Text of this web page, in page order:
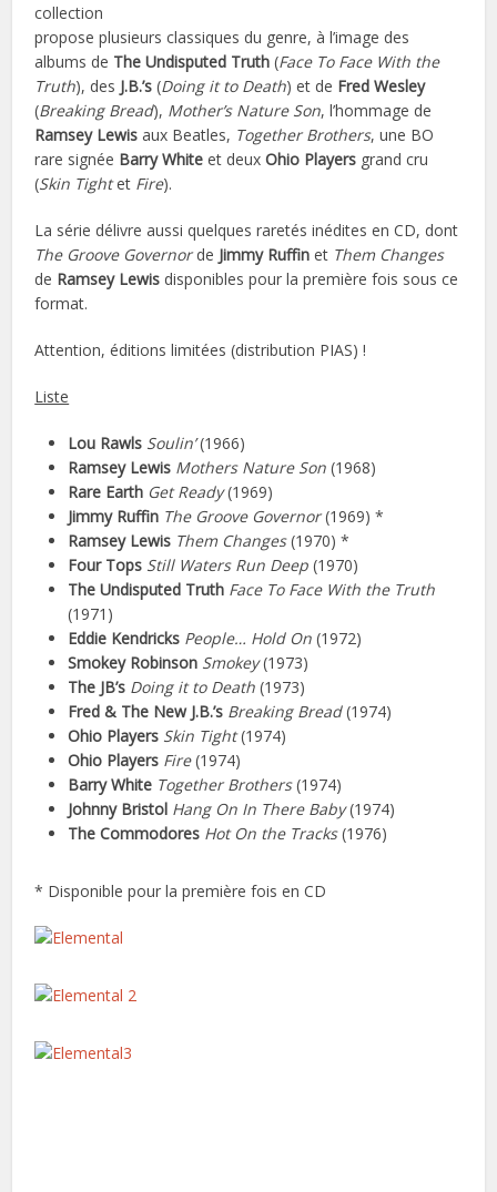
collection
propose plusieurs classiques du genre, à l’image des
albums de The Undisputed Truth (Face To Face With the
Truth), des J.B.’s (Doing it to Death) et de Fred Wesley
(Breaking Bread), Mother’s Nature Son, l’hommage de
Ramsey Lewis aux Beatles, Together Brothers, une BO
rare signée Barry White et deuxOhio Players grand cru
(Skin Tightet Fire).
La série délivre aussi quelques raretés inédites en CD, dont
The Groove Governorde Jimmy Ruffin et Them Changes
de Ramsey Lewis disponibles pour la première fois sous ce
format.
Attention, éditions limitées (distribution PIAS) !
Liste
Lou Rawls Soulin’(1966)
Ramsey Lewis Mothers Nature Son (1968)
Rare Earth Get Ready(1969)
Jimmy Ruffin The Groove Governor(1969) *
Ramsey Lewis Them Changes(1970) *
Four Tops Still Waters Run Deep (1970)
The Undisputed Truth Face To Face With the Truth
(1971)
Eddie Kendricks People… Hold On (1972)
Smokey Robinson Smokey(1973)
The JB’s Doing it to Death (1973)
Fred & The New J.B.’s Breaking Bread(1974)
Ohio Players Skin Tight(1974)
Ohio Players Fire(1974)
Barry White Together Brothers(1974)
Johnny Bristol Hang On In There Baby(1974)
The Commodores Hot On the Tracks(1976)
* Disponible pour la première fois en CD